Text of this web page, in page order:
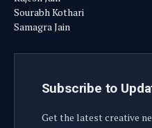
Sourabh Kothari
Samagra Jain
Subscribe to
Get the latest creative